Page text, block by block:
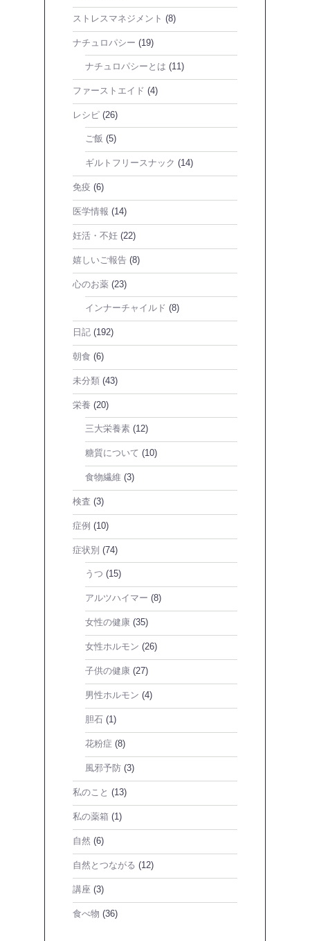
ストレスマネジメント (8)
ナチュロパシー (19)
ナチュロパシーとは (11)
ファーストエイド (4)
レシピ (26)
ご飯 (5)
ギルトフリースナック (14)
免疫 (6)
医学情報 (14)
妊活・不妊 (22)
嬉しいご報告 (8)
心のお薬 (23)
インナーチャイルド (8)
日記 (192)
朝食 (6)
未分類 (43)
栄養 (20)
三大栄養素 (12)
糖質について (10)
食物繊維 (3)
検査 (3)
症例 (10)
症状別 (74)
うつ (15)
アルツハイマー (8)
女性の健康 (35)
女性ホルモン (26)
子供の健康 (27)
男性ホルモン (4)
胆石 (1)
花粉症 (8)
風邪予防 (3)
私のこと (13)
私の薬箱 (1)
自然 (6)
自然とつながる (12)
講座 (3)
食べ物 (36)